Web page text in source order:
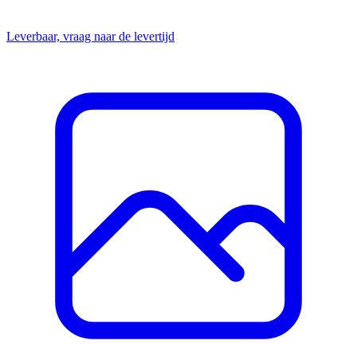
Leverbaar, vraag naar de levertijd